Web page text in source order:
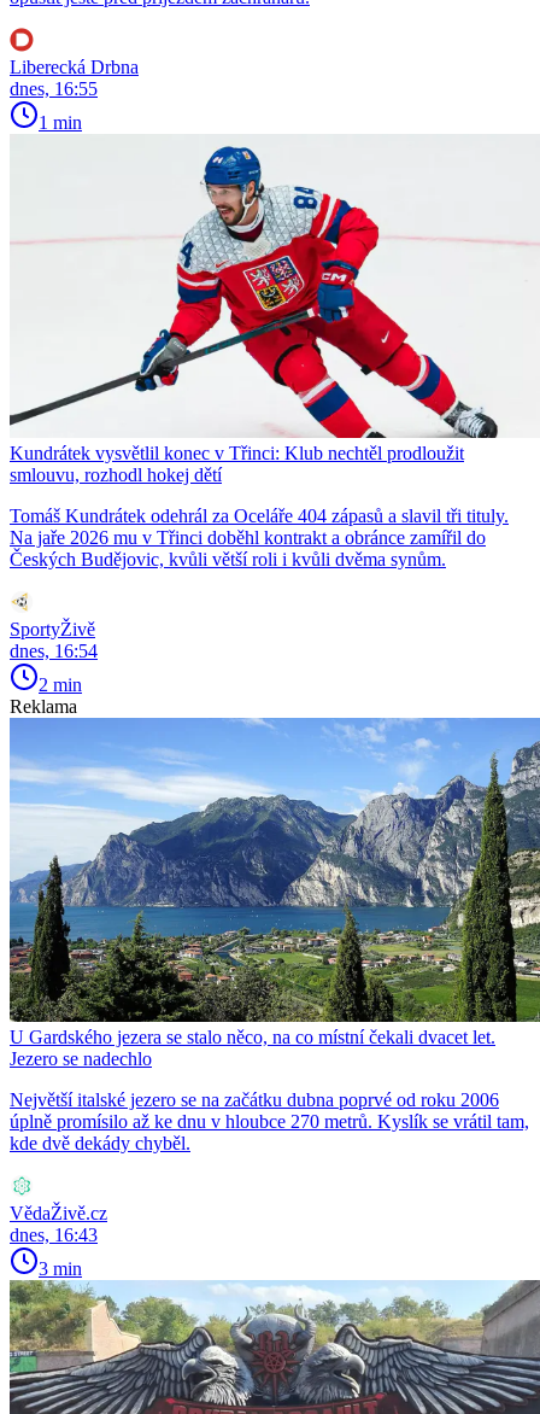
Liberecká Drbna
dnes, 16:55
1 min
Kundrátek vysvětlil konec v Třinci: Klub nechtěl prodloužit
smlouvu, rozhodl hokej dětí
Tomáš Kundrátek odehrál za Oceláře 404 zápasů a slavil tři tituly.
Na jaře 2026 mu v Třinci doběhl kontrakt a obránce zamířil do
Českých Budějovic, kvůli větší roli i kvůli dvěma synům.
SportyŽivě
dnes, 16:54
2 min
Reklama
U Gardského jezera se stalo něco, na co místní čekali dvacet let.
Jezero se nadechlo
Největší italské jezero se na začátku dubna poprvé od roku 2006
úplně promísilo až ke dnu v hloubce 270 metrů. Kyslík se vrátil tam,
kde dvě dekády chyběl.
VědaŽivě.cz
dnes, 16:43
3 min